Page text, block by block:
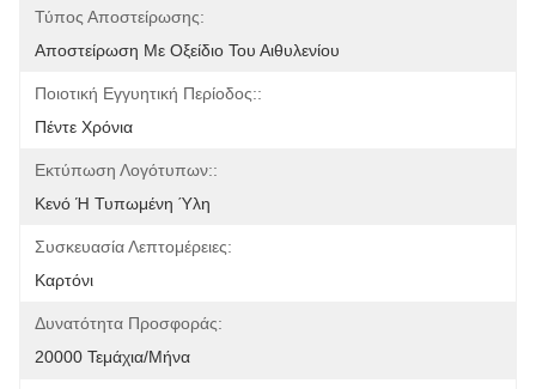
Τύπος Αποστείρωσης:
Αποστείρωση Με Οξείδιο Του Αιθυλενίου
Ποιοτική Εγγυητική Περίοδος::
Πέντε Χρόνια
Εκτύπωση Λογότυπων::
Κενό Ή Τυπωμένη Ύλη
Συσκευασία Λεπτομέρειες:
Καρτόνι
Δυνατότητα Προσφοράς:
20000 Τεμάχια/μήνα